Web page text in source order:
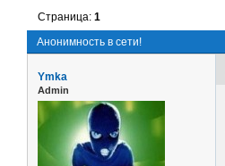
Анонимность в сети!
Страница:1
Ymka
Admin